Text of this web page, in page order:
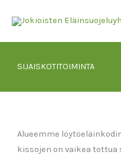
sisältöön
SIJAISKOTITOIMINTA
Alueemme
kissojen on vaikea